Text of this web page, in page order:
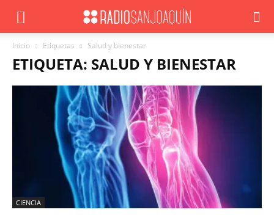
Inicio Etiquetas Salud y bienestar
ETIQUETA: SALUD Y BIENESTAR
CIENCIA